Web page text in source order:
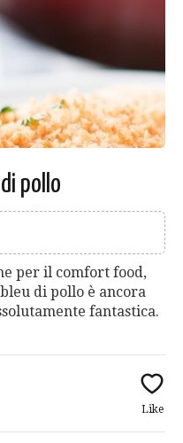
pollo
per il comfort food,
di pollo è ancora
fantastica.
Like